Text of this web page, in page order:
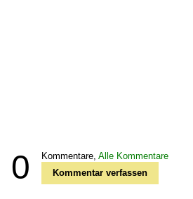
0 Kommentare, Alle Kommentare
Kommentar verfassen